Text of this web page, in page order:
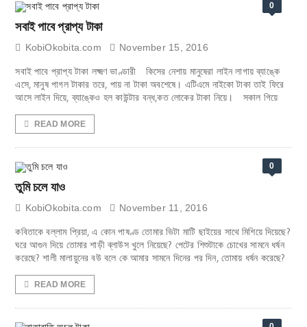
0
সবাই পাবে প্রাপ্য টাকা
KobiOkobita.com November 15, 2016
সবাই পাবে প্রাপ্য টাকা লক্ষ্মণ ভাণ্ডারী কিসের নেশায় মানুষেরা লাইন লাগায় ব্যাঙ্কে
এসে, মানুষ পাগল টাকার তরে, পায় না টাকা অবশেষে। এটিএমে নাইকো টাকা তাই ফিরে
আসে লাইন দিয়ে, ব্যাঙ্কেও হল কাউন্টার বন্ধ,কত লোকের টাকা নিয়ে। সকাল গিয়ে
READ MORE
0
তুমি চলে যাও
KobiOkobita.com November 11, 2016
কবিতাকে বল্লাম প্রিয়া, এ কোন পাষণ্ড তোমার ভিটা মাটি ছাইয়ের সাথে মিশিয়ে দিয়েছে?
ঘরে আগুন দিয়ে তোমার শাড়ী ব্লাউস খুলে নিয়েছে? পেটের শিশুটাকে চোখের সামনে ধর্ষন
করেছে? শালী মালায়ুনের বউ বলে কে আমার সামনে দিনের পর দিন, তোমায় ধর্ষন করেছে?
READ MORE